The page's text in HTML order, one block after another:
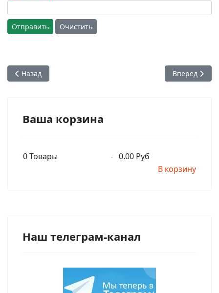
Отправить Очистить
Предыдущий: А.Ч. Бхактиведанта Свами Прабхупада -
Назад Следующий:
Вперед
Ваша корзина
0Товары - 0.00 Руб
В корзину
Наш телеграм-канал